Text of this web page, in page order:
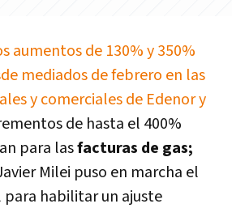
aumentos de 130% y 350%
mediados de febrero en las
y comerciales de Edenor y
de hasta el 400%
para lasfacturas de gas;
Milei puso en marcha el
habilitar un ajuste